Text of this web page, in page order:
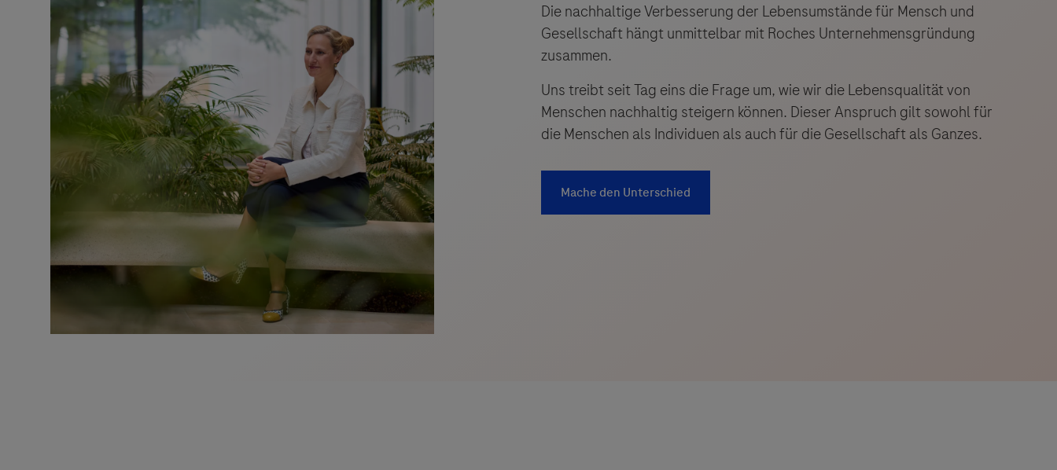
Die nachhaltige Verbesserung der Lebensumstände für Mensch und
Gesellschaft hängt unmittelbar mit Roches Unternehmensgründung
zusammen.
Uns treibt seit Tag eins die Frage um, wie wir die Lebensqualität von
Menschen nachhaltig steigern können. Dieser Anspruch gilt sowohl für
die Menschen als Individuen als auch für die Gesellschaft als Ganzes.